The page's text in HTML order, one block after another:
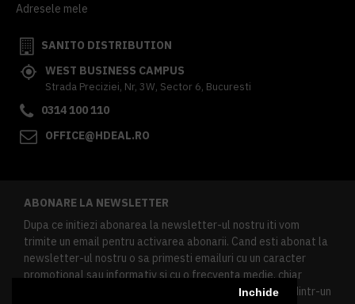
Inchide
Adresele mele
SANITO DISTRIBUTION
WEST BUSINESS CAMPUS
Strada Preciziei, Nr, 3W, Sector 6, Bucuresti
0314 100 110
OFFICE@HDEAL.RO
ABONARE LA NEWSLETTER
Dupa ce initiezi abonarea la newsletter-ul nostru iti vom
trimite un email pentru activarea abonarii. Cand esti abonat la
newsletter-ul nostru o sa primesti emailuri cu un caracter
promotional sau informativ si cu o frecventa medie, chiar
redusa. Daca doresti sa te dezabonezi poti urma linkul dintr-un